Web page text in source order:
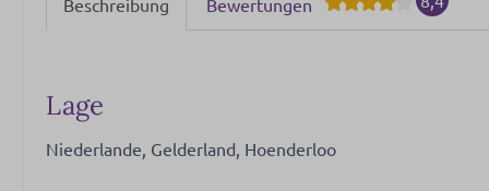
Lage
Niederlande, Gelderland, Hoenderloo